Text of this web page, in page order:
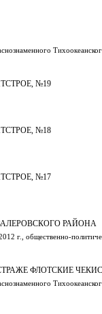
№19
№18
№17
РАЙОНА
г., общественно-
ФЛОТСКИЕ